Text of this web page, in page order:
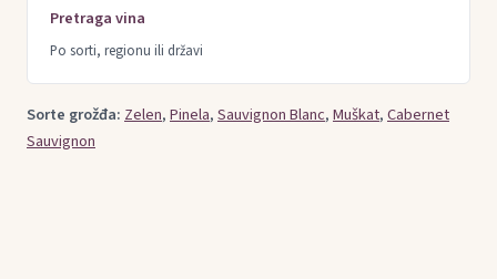
Pretraga vina
Po sorti, regionu ili državi
Sorte grožđa: Zelen,Pinela,Sauvignon Blanc,Muškat,Cabernet
Sauvignon